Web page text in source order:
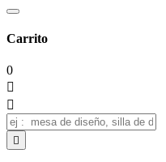
Carrito
0


